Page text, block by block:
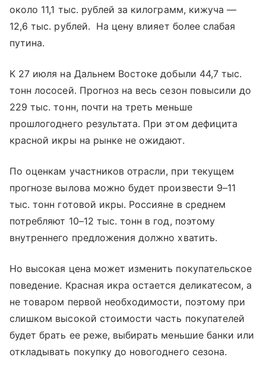
около 11,1 тыс. рублей за килограмм, кижуча —
12,6 тыс. рублей. На цену влияет более слабая
путина.
К 27 июля на Дальнем Востоке добыли 44,7 тыс.
тонн лососей. Прогноз на весь сезон повысили до
229 тыс. тонн, почти на треть меньше
прошлогоднего результата. При этом дефицита
красной икры на рынке не ожидают.
По оценкам участников отрасли, при текущем
прогнозе вылова можно будет произвести 9–11
тыс. тонн готовой икры. Россияне в среднем
потребляют 10–12 тыс. тонн в год, поэтому
внутреннего предложения должно хватить.
Но высокая цена может изменить покупательское
поведение. Красная икра остается деликатесом, а
не товаром первой необходимости, поэтому при
слишком высокой стоимости часть покупателей
будет брать ее реже, выбирать меньшие банки или
откладывать покупку до новогоднего сезона.